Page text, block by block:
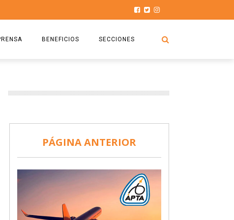
2025
BENEFICIOS
COMISIÓN
DOCUMENTOS
SEGURO DE SEPELIOS
SECCIONES
HISTORIAS DE LUCHA
TURISMO Y RECREACIÓN
PÁGINA ANTERIOR